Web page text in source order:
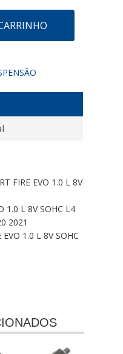
FIRE EVO 1.0 L 8V
1.0 L 8V SOHC L4
2021
1.0 L 8V SOHC